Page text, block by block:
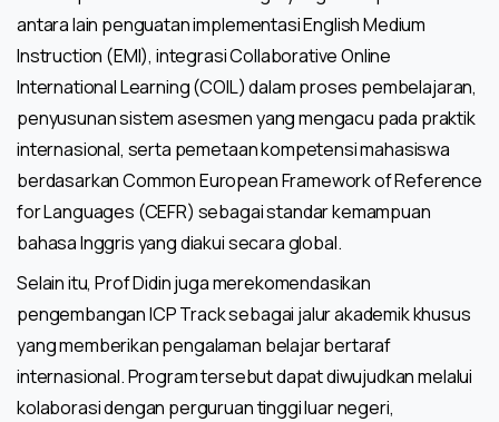
antara lain penguatan implementasi English Medium
Instruction (EMI), integrasi Collaborative Online
International Learning (COIL) dalam proses pembelajaran,
penyusunan sistem asesmen yang mengacu pada praktik
internasional, serta pemetaan kompetensi mahasiswa
berdasarkan Common European Framework of Reference
for Languages (CEFR) sebagai standar kemampuan
bahasa Inggris yang diakui secara global.
Selain itu, Prof Didin juga merekomendasikan
pengembangan ICP Track sebagai jalur akademik khusus
yang memberikan pengalaman belajar bertaraf
internasional. Program tersebut dapat diwujudkan melalui
kolaborasi dengan perguruan tinggi luar negeri,